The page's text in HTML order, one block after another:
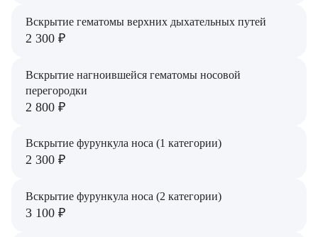
Вскрытие гематомы верхних дыхательных путей
2 300 ₽
Вскрытие нагноившейся гематомы носовой
перегородки
2 800 ₽
Вскрытие фурункула носа (1 категории)
2 300 ₽
Вскрытие фурункула носа (2 категории)
3 100 ₽